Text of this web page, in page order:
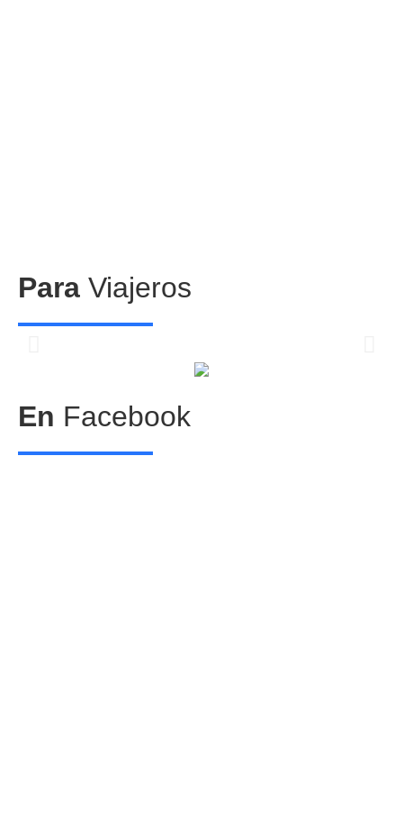
Para Viajeros
Centros comerciales
PetFriendly en la CDMX
En Facebook